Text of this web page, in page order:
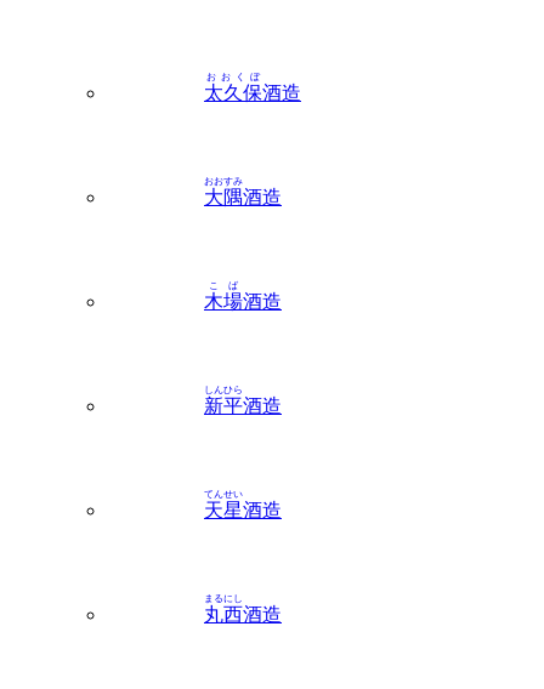
太久保
おおくぼ
酒造
大隅
おおすみ
酒造
木場
こば
酒造
新平
しんひら
酒造
天星
てんせい
酒造
丸西
まるにし
酒造